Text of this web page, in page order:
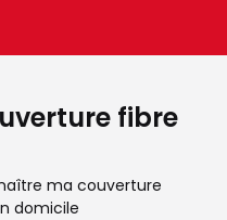
fibre
ma couverture
domicile